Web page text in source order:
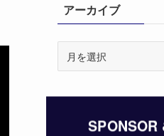
アーカイブ
イ
SPONSOR